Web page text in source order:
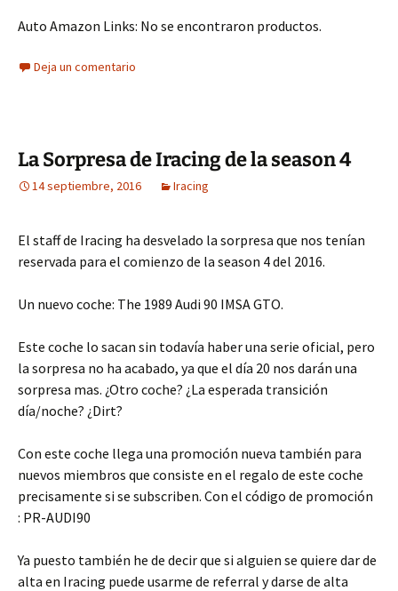
Auto Amazon Links: No se encontraron productos.
Deja un comentario
La Sorpresa de Iracing de la season 4
14 septiembre, 2016 Iracing
El staff de Iracing ha desvelado la sorpresa que nos tenían
reservada para el comienzo de la season 4 del 2016.
Un nuevo coche: The 1989 Audi 90 IMSA GTO.
Este coche lo sacan sin todavía haber una serie oficial, pero
la sorpresa no ha acabado, ya que el día 20 nos darán una
sorpresa mas. ¿Otro coche? ¿La esperada transición
día/noche? ¿Dirt?
Con este coche llega una promoción nueva también para
nuevos miembros que consiste en el regalo de este coche
precisamente si se subscriben. Con el código de promoción
: PR-AUDI90
Ya puesto también he de decir que si alguien se quiere dar de
alta en Iracing puede usarme de referral y darse de alta